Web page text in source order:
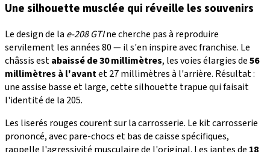
Une silhouette musclée qui réveille les souvenirs
Le design de la e-208 GTIne cherche pas à reproduire
servilement les années 80 — il s'en inspire avec franchise. Le
châssis estabaissé de 30 millimètres, les voies élargies de56
millimètres à l'avantet 27 millimètres à l'arrière. Résultat :
une assise basse et large, cette silhouette trapue qui faisait
l'identité de la 205.
Les liserés rouges courent sur la carrosserie. Le kit carrosserie
prononcé, avec pare-chocs et bas de caisse spécifiques,